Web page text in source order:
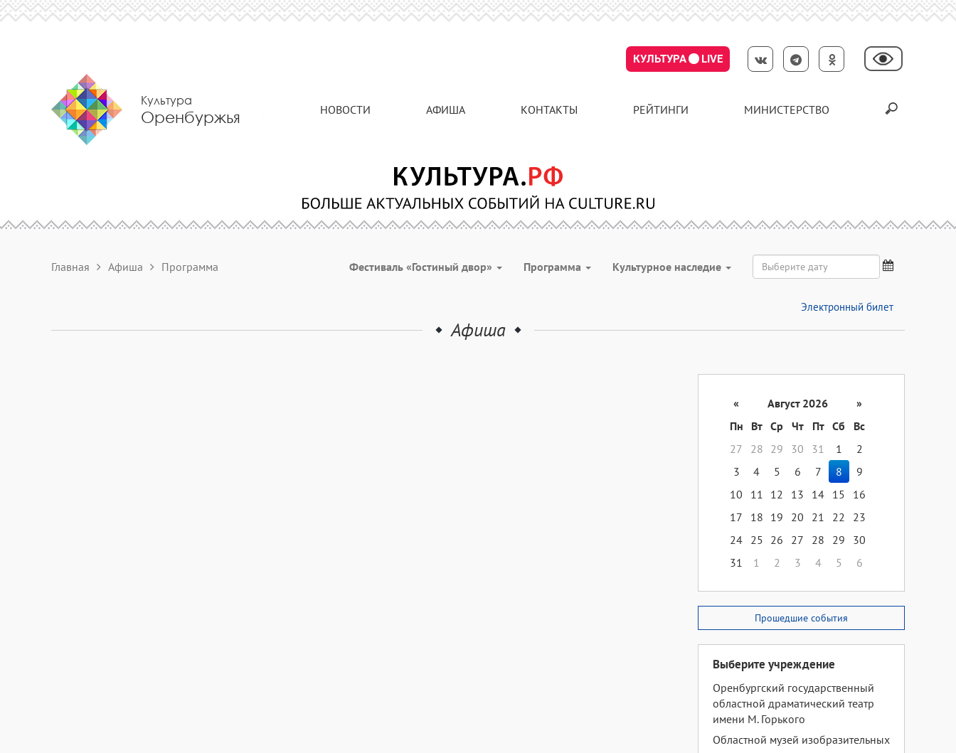
КУЛЬТУРА LIVE
Культура
Оренбуржья НОВОСТИ АФИША КОНТАКТЫ РЕЙТИНГИ МИНИСТЕРСТВО
Главная Афиша Программа Фестиваль «Гостиный двор» Программа Культурное наследие
Электронный билет
Афиша
« Август 2026
»
Пн
Вт Ср Чт Пт Сб
Вс
27
28 29 30 31 1
2
3
4 5 6 7 8
9
10
11 12 13 14 15
16
17
18 19 20 21 22
23
24 25 26 27 28 29
30
31
1 2 3 4 5 6
Прошедшие события
Выберите учреждение
Оренбургский государственный
областной драматический театр
имени М. Горького
Областной музей изобразительных